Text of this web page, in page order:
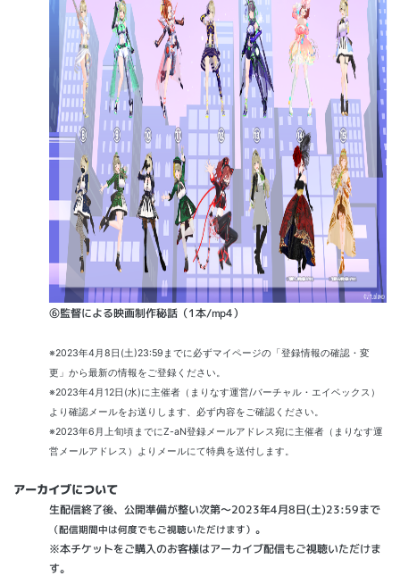
⑥監督による映画制作秘話（1本/mp4）
※2023年4月8日(土)23:59までに必ずマイページの「登録情報の確認・変
更」から最新の情報をご登録ください。
※2023年4月12日(水)に主催者（まりなす運営/バーチャル・エイベックス）
より確認メールをお送りします、必ず内容をご確認ください。
※2023年6月上旬頃までにZ-aN登録メールアドレス宛に主催者（まりなす運
営メールアドレス）よりメールにて特典を送付します。
アーカイブについて
生配信終了後、公開準備が整い次第～2023年4月8日(土)23:59まで
（配信期間中は何度でもご視聴いただけます） 。
※本チケットをご購入のお客様はアーカイブ配信もご視聴いただけま
す。